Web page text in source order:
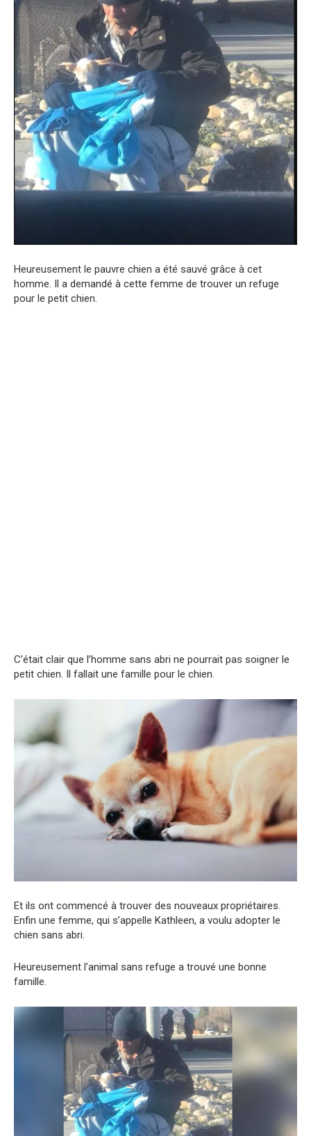
Heureusement le pauvre chien a été sauvé grâce à cet
homme. Il a demandé à cette femme de trouver un refuge
pour le petit chien.
C’était clair que l’homme sans abri ne pourrait pas soigner le
petit chien. Il fallait une famille pour le chien.
Et ils ont commencé à trouver des nouveaux propriétaires.
Enfin une femme, qui s’appelle Kathleen, a voulu adopter le
chien sans abri.
Heureusement l’animal sans refuge a trouvé une bonne
famille.